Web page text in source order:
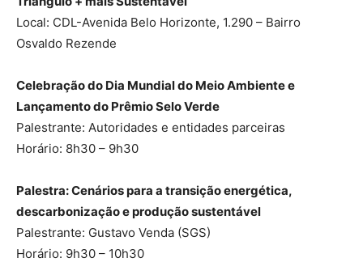
Local: CDL-Avenida Belo Horizonte, 1.290 – Bairro
Osvaldo Rezende
Celebração do Dia Mundial do Meio Ambiente e
Lançamento do Prêmio Selo Verde
Palestrante: Autoridades e entidades parceiras
Horário: 8h30 – 9h30
Palestra: Cenários para a transição energética,
descarbonização e produção sustentável
Palestrante: Gustavo Venda (SGS)
Horário: 9h30 – 10h30